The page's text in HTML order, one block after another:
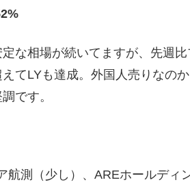
定な相場が続いてますが、先週
てLYも達成。外国人売りなの
です。
航測（少し）、AREホールディ